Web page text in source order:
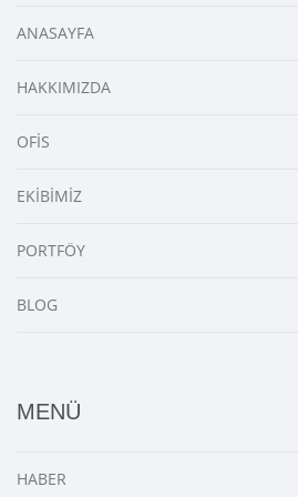
ANASAYFA
HAKKIMIZDA
OFİS
EKİBİMİZ
PORTFÖY
BLOG
MENÜ
HABER